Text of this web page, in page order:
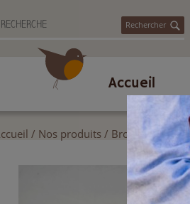
Rechercher
Accueil
/ Nos produits / Brosserie et